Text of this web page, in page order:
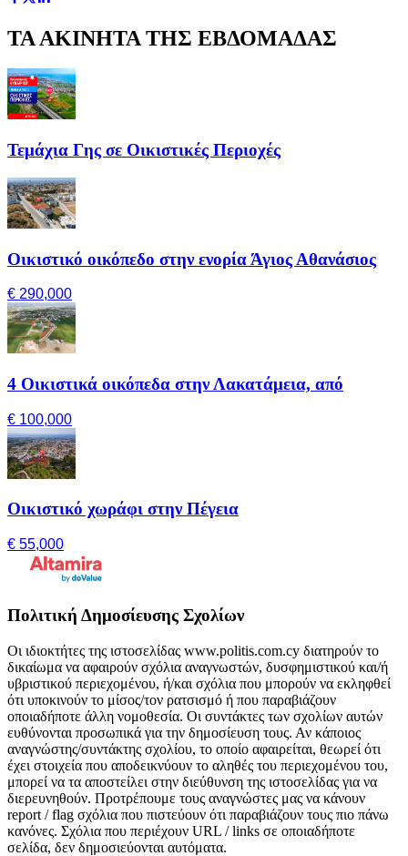
ΤΑ ΑΚΙΝΗΤΑ ΤΗΣ ΕΒΔΟΜΑΔΑΣ
Τεμάχια Γης σε Οικιστικές Περιοχές
Οικιστικό οικόπεδο στην ενορία Άγιος Αθανάσιος
€ 290,000
4 Οικιστικά οικόπεδα στην Λακατάμεια, από
€ 100,000
Οικιστικό χωράφι στην Πέγεια
€ 55,000
Πολιτική Δημοσίευσης Σχολίων
Οι ιδιοκτήτες της ιστοσελίδας www.politis.com.cy διατηρούν το
δικαίωμα να αφαιρούν σχόλια αναγνωστών, δυσφημιστικού και/ή
υβριστικού περιεχομένου, ή/και σχόλια που μπορούν να εκληφθεί
ότι υποκινούν το μίσος/τον ρατσισμό ή που παραβιάζουν
οποιαδήποτε άλλη νομοθεσία. Οι συντάκτες των σχολίων αυτών
ευθύνονται προσωπικά για την δημοσίευση τους. Αν κάποιος
αναγνώστης/συντάκτης σχολίου, το οποίο αφαιρείται, θεωρεί ότι
έχει στοιχεία που αποδεικνύουν το αληθές του περιεχομένου του,
μπορεί να τα αποστείλει στην διεύθυνση της ιστοσελίδας για να
διερευνηθούν. Προτρέπουμε τους αναγνώστες μας να κάνουν
report / flag σχόλια που πιστεύουν ότι παραβιάζουν τους πιο πάνω
κανόνες. Σχόλια που περιέχουν URL / links σε οποιαδήποτε
σελίδα, δεν δημοσιεύονται αυτόματα.